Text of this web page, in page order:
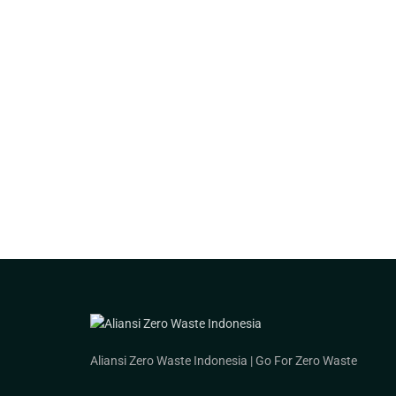
Aliansi Zero Waste Indonesia | Go For Zero Waste